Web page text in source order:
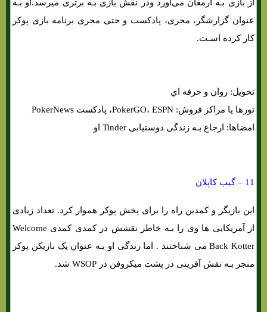
از بازی بـه ارمغان می‌آورد ودر نقش بازی بـه برتری میرسد.او بـه
عنوان گزارشگر، مجری، پادکست و حتی مجری برنامه بازی پوکر
کار کرده اسـت.
تحویل: روان و حرفه اي
تورها یا مراکز فروش: PokerGO، ESPN، پادکست PokerNews
امضاها: ارجاع بـه زندگی دوستیابی Tinder او
11 – گیب کاپلان
این بازیگر و کمدین راه را برای پخش پوکر هموار کرد. تعداد زیادی
از آمریکایی ها وی را بـه خاطر نقشش در کمدی کمدی Welcome
Back Kotter می شناختند . اما زندگی او بـه عنوان یک بازیکن پوکر
منجر بـه نقش آفرینی در پشت میکروفن در WSOP شد.